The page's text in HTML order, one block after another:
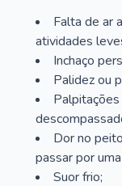
Falta de ar
atividades
Inchaço
Palidez ou
Dor no
passar por
Suor frio;